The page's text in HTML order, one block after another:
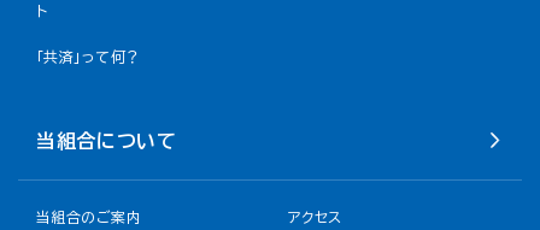
ト
「共済」って何？
当組合について
当組合のご案内 アクセス